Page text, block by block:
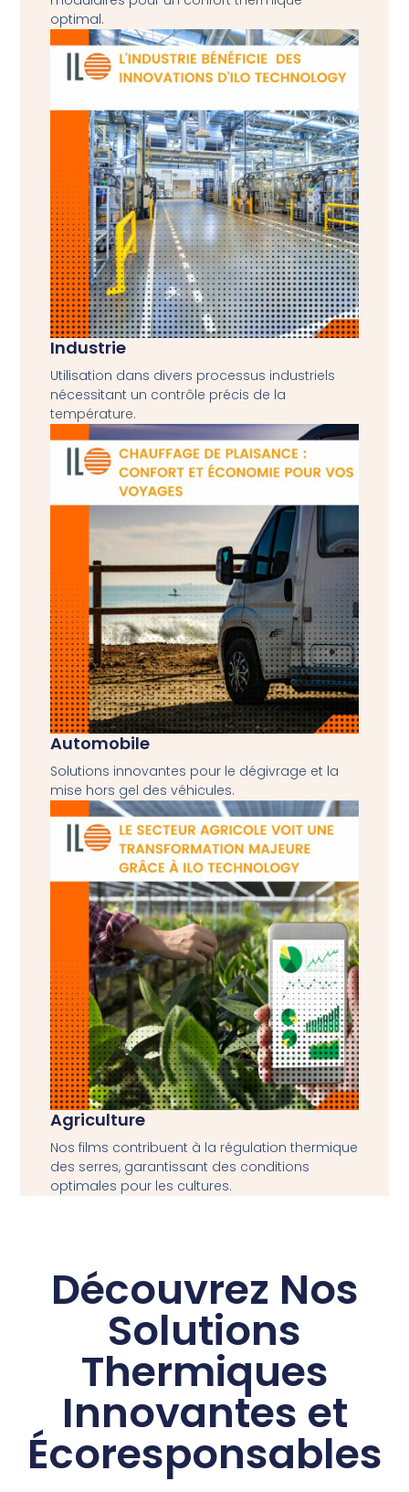
optimal.
Industrie
Utilisation dans divers processus industriels
nécessitant un contrôle précis de la
température.
Automobile
Solutions innovantes pour le dégivrage et la
mise hors gel des véhicules.
Agriculture
Nos films contribuent à la régulation thermique
des serres, garantissant des conditions
optimales pour les cultures.
Découvrez Nos
Solutions
Thermiques
Innovantes et
Écoresponsables